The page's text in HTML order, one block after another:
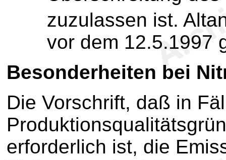
zuzulassen ist.
vor dem 12.5.1997
Besonderheiten bei
Die Vorschrift, daß in
erforderlich ist, die